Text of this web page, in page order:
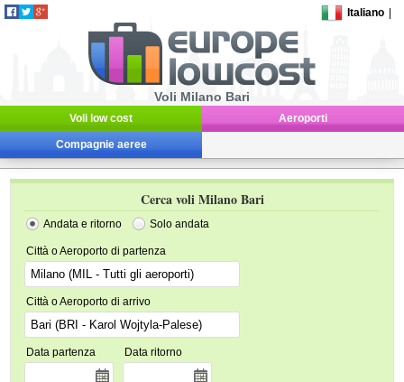
Italiano
Voli Milano Bari
Voli low cost Aeroporti
Compagnie aeree
Cerca voli Milano Bari
Andata e ritorno Solo andata
Città o Aeroporto di partenza
Città o Aeroporto di arrivo
Data partenza Data ritorno